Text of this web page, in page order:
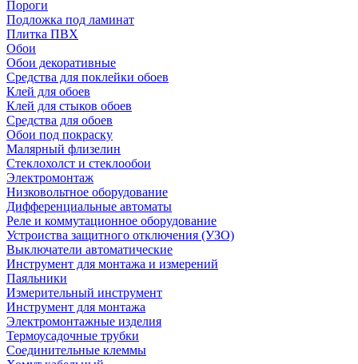
Пороги
Подложка под ламинат
Плитка ПВХ
Обои
Обои декоративные
Средства для поклейки обоев
Клей для обоев
Клей для стыков обоев
Средства для обоев
Обои под покраску
Малярный флизелин
Стеклохолст и стеклообои
Электромонтаж
Низковольтное оборудование
Дифференциальные автоматы
Реле и коммутационное оборудование
Устроиства защитного отключения (УЗО)
Выключатели автоматические
Инструмент для монтажа и измерений
Паяльники
Измерительный инструмент
Инструмент для монтажа
Электромонтажные изделия
Термоусадочные трубки
Соединительные клеммы